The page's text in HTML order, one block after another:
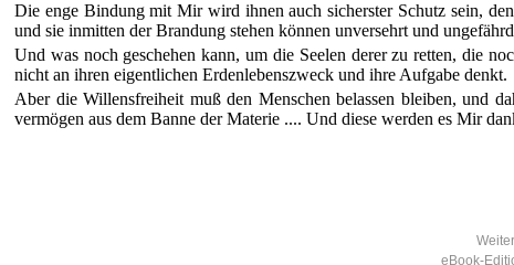
Die enge Bindung mit Mir wird ihnen auch sicherster Schutz sein,
und sie inmitten der Brandung stehen können unversehrt und
Und was noch geschehen kann, um die Seelen derer zu retten, die
nicht an ihren eigentlichen Erdenlebenszweck und ihre Aufgabe denkt.
Aber die Willensfreiheit muß den Menschen belassen bleiben, und
vermögen aus dem Banne der Materie .... Und diese werden es Mir
eBook-